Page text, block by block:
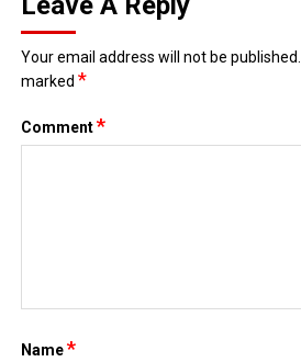
Your email address will not be published.
marked*
Comment*
Name*